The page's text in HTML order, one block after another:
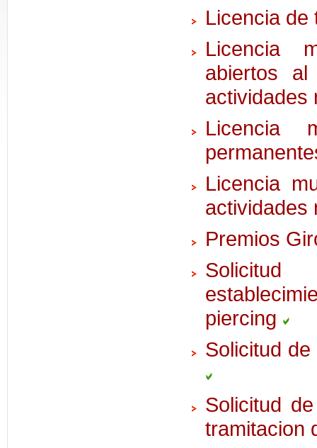
Licencia
Licencia
abiertos
actividades
Licencia
Licencia
actividades
Premios
piercing
Solicitud
Solicitud
tramitacion